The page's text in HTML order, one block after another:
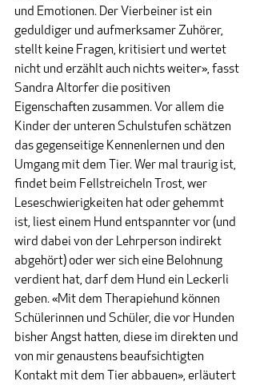
und Emotionen. Der Vierbeiner ist ein
geduldiger und aufmerksamer Zuhörer,
stellt keine Fragen, kritisiert und wertet
nicht und erzählt auch nichts weiter», fasst
Sandra Altorfer die positiven
Eigenschaften zusammen. Vor allem die
Kinder der unteren Schulstufen schätzen
das gegenseitige Kennenlernen und den
Umgang mit dem Tier. Wer mal traurig ist,
findet beim Fellstreicheln Trost, wer
Leseschwierigkeiten hat oder gehemmt
ist, liest einem Hund entspannter vor (und
wird dabei von der Lehrperson indirekt
abgehört) oder wer sich eine Belohnung
verdient hat, darf dem Hund ein Leckerli
geben. «Mit dem Therapiehund können
Schülerinnen und Schüler, die vor Hunden
bisher Angst hatten, diese im direkten und
von mir genaustens beaufsichtigten
Kontakt mit dem Tier abbauen», erläutert